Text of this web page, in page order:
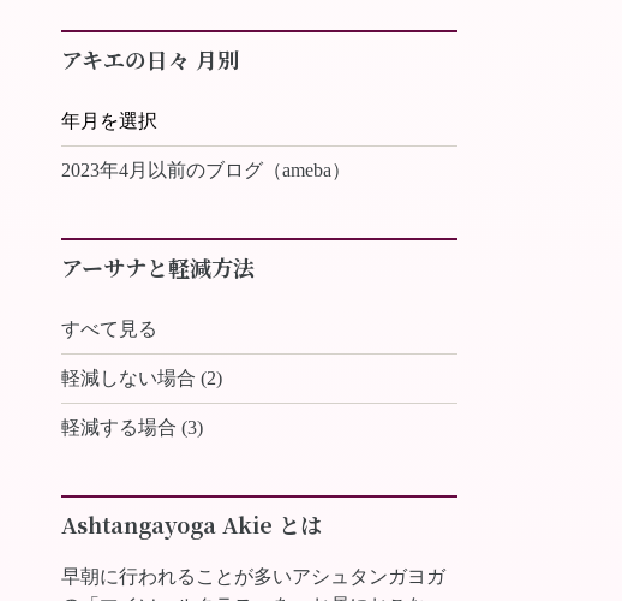
アキエの日々 月別
2023年4月以前のブログ（ameba）
アーサナと軽減方法
すべて見る
軽減しない場合 (2)
軽減する場合 (3)
Ashtangayoga Akie とは
早朝に行われることが多いアシュタンガヨガ